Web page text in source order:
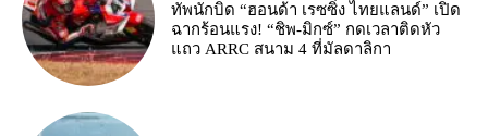
ทัพนักบิด “ฮอนด้า เรซซิ่ง ไทยแลนด์” เปิด
ฉากร้อนแรง! “ชิพ-มิกซ์” กดเวลาติดหัว
แถว ARRC สนาม 4 ที่มัลดาลิกา